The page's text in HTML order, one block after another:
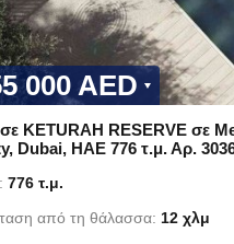
000 AED
KETURAH RESERVE σε
Dubai, ΗΑΕ 776 τ.μ. Αρ.
776 τ.μ.
από τη θάλασσα:12 χλμ